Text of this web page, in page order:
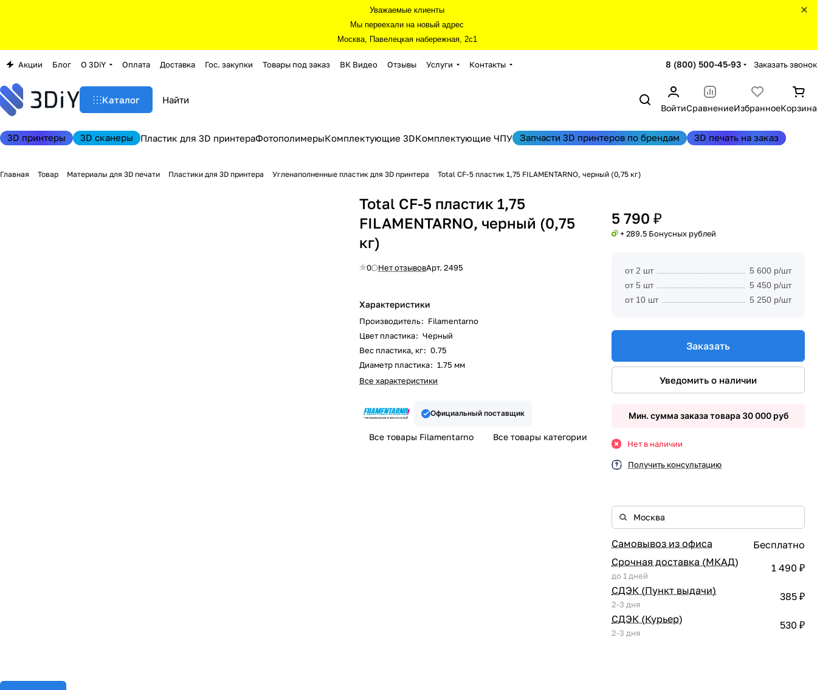
Уважаемые клиенты
Мы переехали на новый адрес
Москва, Павелецкая набережная, 2с1
Акции Блог О 3DiY Оплата Доставка Гос. закупки Товары под заказ ВК Видео Отзывы Услуги Контакты 8 (800) 500-45-93 Заказать звонок
Каталог
ВойтиСравнениеИзбранноеКорзина
3D принтеры 3D сканеры Пластик для 3D принтераФотополимерыКомплектующие 3DКомплектующие ЧПУ Запчасти 3D принтеров по брендам 3D печать на заказ
Главная Товар Материалы для 3D печати Пластики для 3D принтера Угленаполненные пластик для 3D принтера Total CF-5 пластик 1,75 FILAMENTARNO, черный (0,75 кг)
Total CF-5 пластик 1,75
FILAMENTARNO, черный (0,75
кг)
0 Нет отзывовАрт.2495
Характеристики
Производитель: Filamentarno
Цвет пластика: Черный
Вес пластика, кг: 0.75
Диаметр пластика: 1.75 мм
Все характеристики
Официальный поставщик
Все товары Filamentarno Все товары категории
5 790 ₽
+ 289.5 Бонусных рублей
от 2 шт
5 600 р/шт
от 5 шт
5 450 р/шт
от 10 шт
5 250 р/шт
Заказать
Уведомить о наличии
Мин. сумма заказа товара 30 000 руб
Нет в наличии
Получить консультацию
Самовывоз из офиса
Бесплатно
Срочная доставка (МКАД)
до 1 дней
1 490 ₽
СДЭК (Пункт выдачи)
2-3 дня
385 ₽
СДЭК (Курьер)
2-3 дня
530 ₽